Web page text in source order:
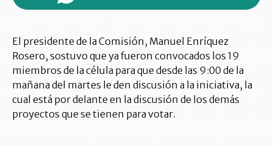
El presidente de la Comisión, Manuel Enríquez
Rosero, sostuvo que ya fueron convocados los 19
miembros de la célula para que desde las 9:00 de la
mañana del martes le den discusión a la iniciativa, la
cual está por delante en la discusión de los demás
proyectos que se tienen para votar.